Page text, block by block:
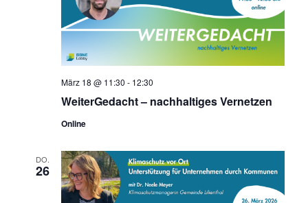
WeiterGedacht – nachhaltiges Vernetzen
März 18 @ 11:30 - 12:30
Online
DO.
26